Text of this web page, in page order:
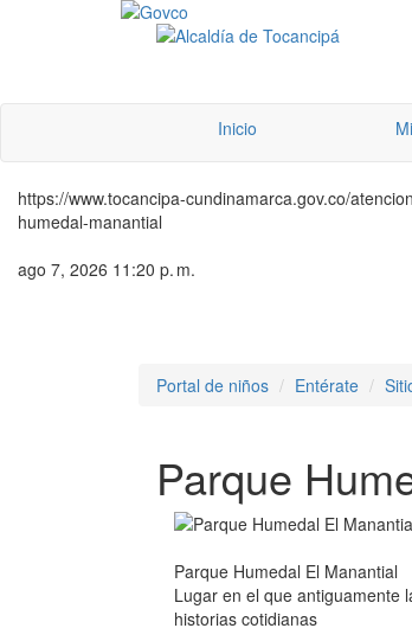
Inicio
https://www.tocancipa-cundinamarca.gov.co/
humedal-manantial
ago 7, 2026 11:20 p. m.
Portal de niños
Entérate
Parque
Parque Humedal El Manantial
Lugar en el que antiguamente
historias cotidianas